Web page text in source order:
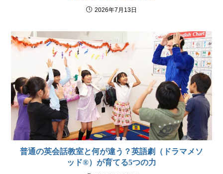
2026年7月13日
普通の英会話教室と何が違う？英語劇（ドラマメソ
ッド®）が育てる5つの力